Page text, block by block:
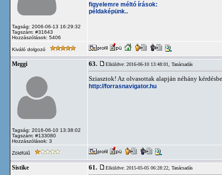
Tagság: 2006-06-13 16:29:32
Tagszám: #31643
Hozzászólások: 5406
figyelemre méltó írások:
példaképünk..
Kiváló dolgozó
Meggi
Tagság: 2016-06-10 13:38:02
Tagszám: #133080
Hozzászólások: 3
63. Elküldve: 2016-06-10 13:48:01, Tanácsadás
Sziasztok! Az olvasottak alapján néhány
http://forrasnavigator.hu
Zöldfülű
Sistike 61. Elküldve: 2015-05-05 06:28:22, Tanácsadás